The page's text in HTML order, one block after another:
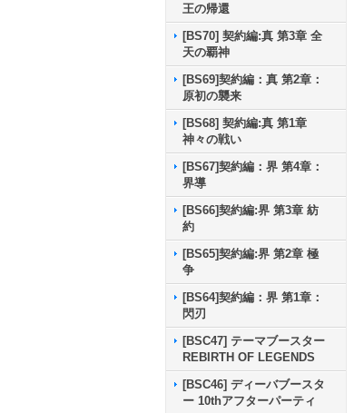
王の帰還
[BS70] 契約編:真 第3章 全
天の覇神
[BS69]契約編：真 第2章：
原初の襲来
[BS68] 契約編:真 第1章
神々の戦い
[BS67]契約編：界 第4章：
界導
[BS66]契約編:界 第3章 紡
約
[BS65]契約編:界 第2章 極
争
[BS64]契約編：界 第1章：
閃刃
[BSC47] テーマブースター
REBIRTH OF LEGENDS
[BSC46] ディーバブースタ
ー 10thアフターパーティ